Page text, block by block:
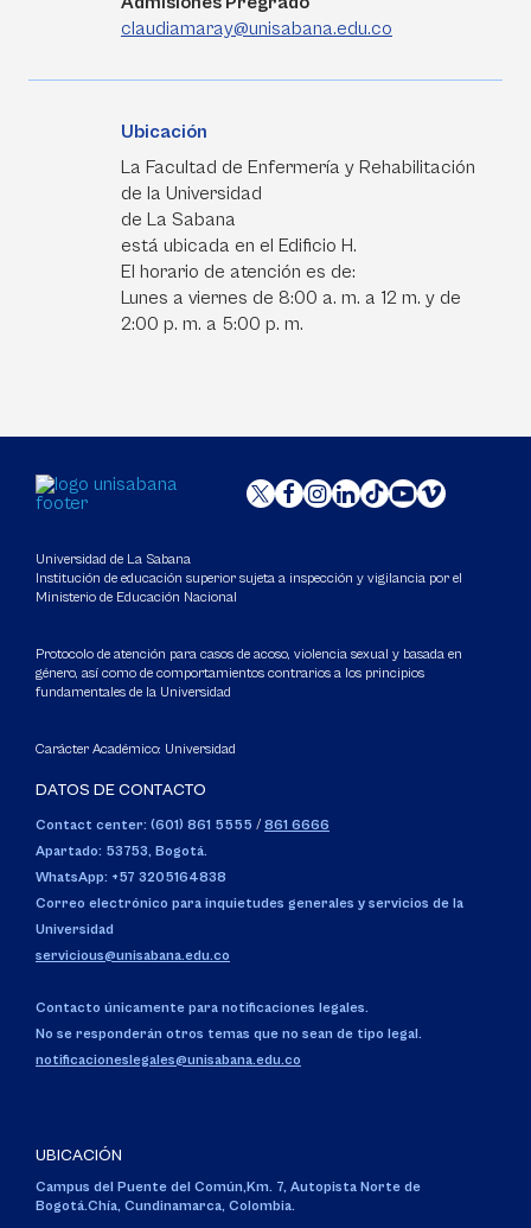
claudiamaray@unisabana.edu.co
Ubicación
La Facultad de Enfermería y Rehabilitación
de la Universidad
de La Sabana
está ubicada en el Edificio H.
El horario de atención es de:
Lunes a viernes de 8:00 a. m. a 12 m. y de
2:00 p. m. a 5:00 p. m.
Universidad de La Sabana
Institución de educación superior sujeta a inspección y vigilancia por el
Ministerio de Educación Nacional
Protocolo de atención para casos de acoso, violencia sexual y basada en
género, así como de comportamientos contrarios a los principios
fundamentales de la Universidad
Carácter Académico: Universidad
DATOS DE CONTACTO
Contact center: (601) 861 5555 / 861 6666
Apartado: 53753, Bogotá.
WhatsApp: +57 3205164838
Correo electrónico para inquietudes generales y servicios de la
Universidad
servicious@unisabana.edu.co
Contacto únicamente para notificaciones legales.
No se responderán otros temas que no sean de tipo legal.
notificacioneslegales@unisabana.edu.co
UBICACIÓN
Campus del Puente del Común,Km. 7, Autopista Norte de
Bogotá.Chía, Cundinamarca, Colombia.